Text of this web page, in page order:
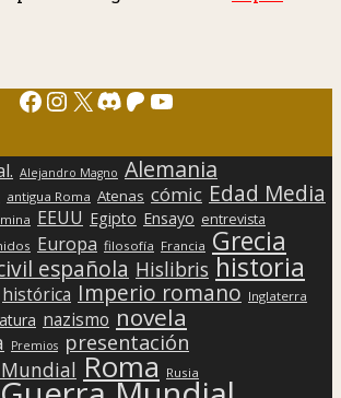
Facebook
Instagram
X Discord
Patreon
YouTube
Alejandro Magno Alemania
antigua Roma Atenas cómic Edad Media
EEUU Egipto Ensayo entrevista
Europa filosofía Francia Grecia
española Hislibris historia
histórica Imperio romano Inglaterra
nazismo novela
Premios presentación
Roma Rusia